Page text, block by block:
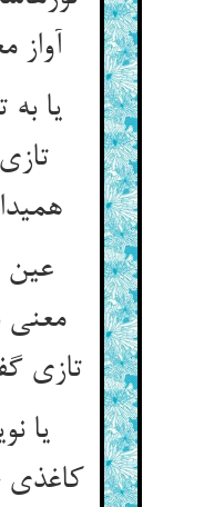
آواز
یا
عین
تازی
یا